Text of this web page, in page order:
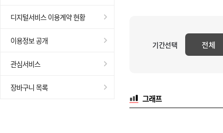
디지털서비스 이용계약 현황
이용정보 공개
관심서비스
장바구니 목록
기간선택 전체
그래프